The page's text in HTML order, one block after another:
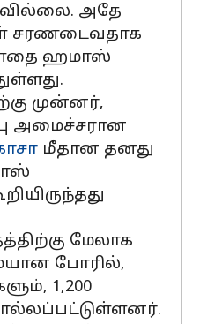
அதே
சரணடைவதாக
ஹமாஸ்
முன்னர்,
அமைச்சரான
மீதான தனது
மேலாக
போரில்,
1,200